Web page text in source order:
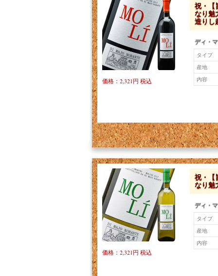
祝・【
なり魅
造り
ディ・
タイプ
産地
内容
価格：2,321円 税込
祝・【
なり魅
ディ・
タイプ
産地
内容
価格：2,321円 税込